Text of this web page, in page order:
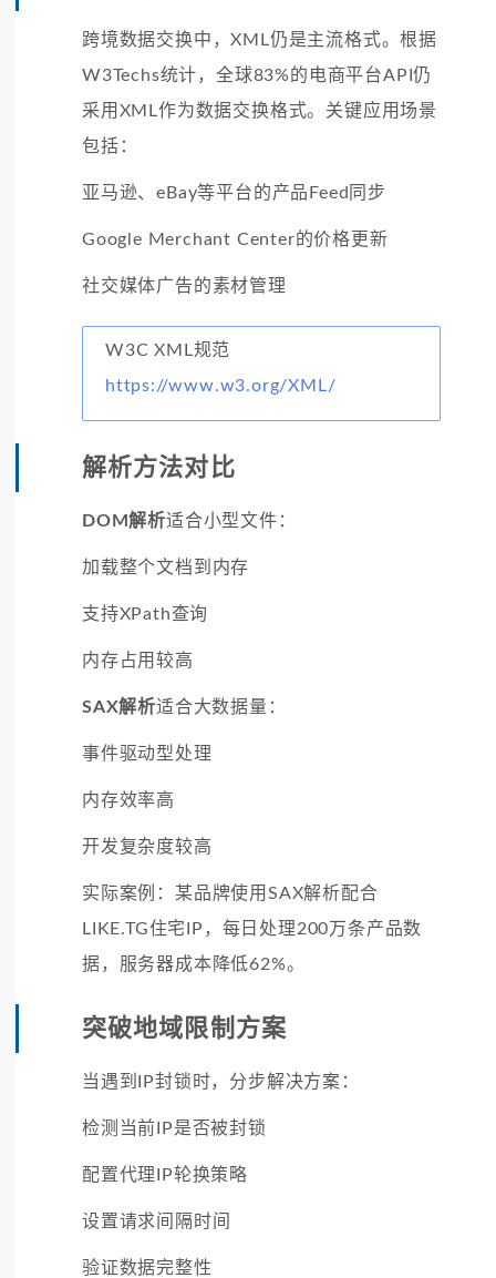
跨境数据交换中，XML仍是主流格式。根据
W3Techs统计，全球83%的电商平台API仍
采用XML作为数据交换格式。关键应用场景
包括：
亚马逊、eBay等平台的产品Feed同步
Google Merchant Center的价格更新
社交媒体广告的素材管理
W3C XML规范
https://www.w3.org/XML/
解析方法对比
DOM解析适合小型文件：
加载整个文档到内存
支持XPath查询
内存占用较高
SAX解析适合大数据量：
事件驱动型处理
内存效率高
开发复杂度较高
实际案例：某品牌使用SAX解析配合
LIKE.TG住宅IP，每日处理200万条产品数
据，服务器成本降低62%。
突破地域限制方案
当遇到IP封锁时，分步解决方案：
检测当前IP是否被封锁
配置代理IP轮换策略
设置请求间隔时间
验证数据完整性